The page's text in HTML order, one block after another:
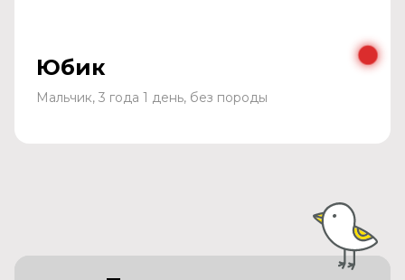
Юбик
Мальчик, 3 года 1 день, без породы